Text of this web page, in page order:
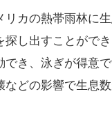
カの熱帯雨林に
し出すことがで
き、泳ぎが得意
どの影響で生息